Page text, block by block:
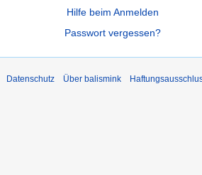
Hilfe beim Anmelden
Passwort vergessen?
Datenschutz Über balismink